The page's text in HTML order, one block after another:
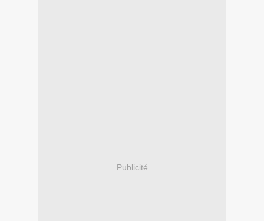
Publicité